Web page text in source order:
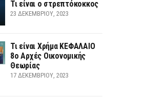
Τι είναι ο στρεπτόκοκκος
23 ΔΕΚΕΜΒΡΊΟΥ, 2023
Τι είναι Χρήμα ΚΕΦΑΛΑΙΟ
8ο Αρχές Οικονομικής
Θεωρίας
17 ΔΕΚΕΜΒΡΊΟΥ, 2023